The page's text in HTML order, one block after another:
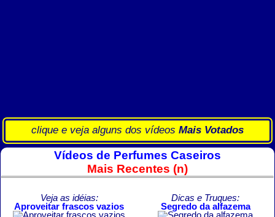
clique e veja alguns dos vídeos Mais Votados
Vídeos de Perfumes Caseiros
Mais Recentes (n)
Veja as idéias:
Aproveitar frascos vazios
Dicas e Truques:
Segredo da alfazema